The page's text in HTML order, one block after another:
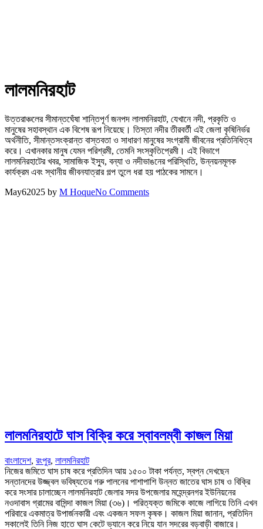
লালমনিরহাট
উত্তরাঞ্চলের সীমান্তঘেঁষা শান্তিপূর্ণ জনপদ লালমনিরহাট, যেখানে নদী, প্রকৃতি ও
মানুষের সহাবস্থান এক বিশেষ রূপ নিয়েছে। তিস্তা নদীর তীরবর্তী এই জেলা কৃষিনির্ভর
অর্থনীতি, সীমান্তসংক্রান্ত বাস্তবতা ও সাধারণ মানুষের সংগ্রামী জীবনের প্রতিনিধিত্ব
করে। এখানকার মানুষ যেমন পরিশ্রমী, তেমনি সংস্কৃতিপ্রেমী। এই বিভাগে
লালমনিরহাটের খবর, সামাজিক ইস্যু, বন্যা ও নদীভাঙনের পরিস্থিতি, উন্নয়নমূলক
কার্যক্রম এবং স্থানীয় জীবনযাত্রার গল্প তুলে ধরা হয় পাঠকের সামনে।
May62025 by M HoqueNo Comments
লালমনিরহাটে ঘাস বিক্রি করে স্বাবলম্বী কাজল মিয়া
বাংলাদেশ, রংপুর, লালমনিরহাট
নিজের জমিতে ঘাস চাষ করে প্রতিদিন আয় ১৫০০ টাকা পর্যন্ত, স্বপ্ন দেখছেন
সন্তানদের উজ্জ্বল ভবিষ্যতের গরু পালনের পাশাপাশি উন্নত জাতের ঘাস চাষ ও বিক্রি
করে সংসার চালাচ্ছেন লালমনিরহাট জেলার সদর উপজেলার মহেন্দ্রনগর ইউনিয়নের
নওদাবাস গ্রামের বাসিন্দা কাজল মিয়া (৩৬)। পরিত্যক্ত জমিকে কাজে লাগিয়ে তিনি এখন
পরিবারে একমাত্র উপার্জনকারী এবং একজন সফল কৃষক। কাজল মিয়া জানান, প্রতিদিন
সকালেই তিনি নিজ হাতে ঘাস কেটে ভ্যানে করে নিয়ে যান সদরের বড়বাড়ী বাজারে।